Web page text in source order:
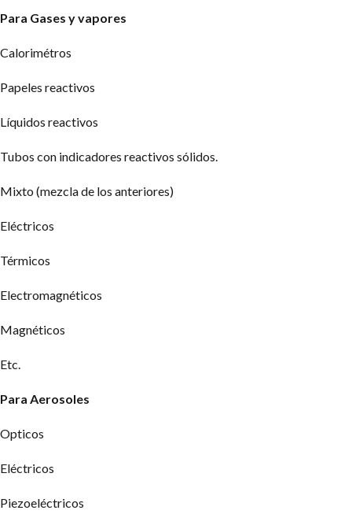
Para Gases y vapores
Calorimétros
Papeles reactivos
Líquidos reactivos
Tubos con indicadores reactivos sólidos.
Mixto (mezcla de los anteriores)
Eléctricos
Térmicos
Electromagnéticos
Magnéticos
Etc.
Para Aerosoles
Opticos
Eléctricos
Piezoeléctricos